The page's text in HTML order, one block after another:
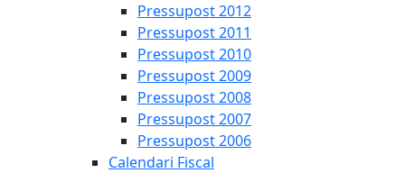
Pressupost 2012
Pressupost 2011
Pressupost 2010
Pressupost 2009
Pressupost 2008
Pressupost 2007
Pressupost 2006
Calendari Fiscal